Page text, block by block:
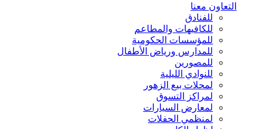
التعاون معنا
للفنادق
للكافيهات والمطاعم
للمؤسسات الحكومية
للمدارس ورياض الأطفال
للمصورين
للنوادي الليلية
لمحلات بيع الزهور
لمراكز التسوق
لمعارض السيارات
لمنظمي الحفلات